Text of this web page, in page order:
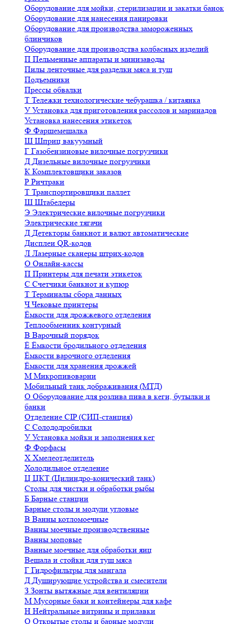
Оборудование для мойки, стерилизации и закатки банок
Оборудование для нанесения панировки
Оборудование для производства замороженных
блинчиков
Оборудование для производства колбасных изделий
П Пельменные аппараты и минизаводы
Пилы ленточные для разделки мяса и туш
Подъемники
Прессы обвалки
Т Тележки технологические чебурашка / китаянка
У Установка для приготовления рассолов и маринадов
Установка нанесения этикеток
Ф Фаршемешалка
Ш Шприц вакуумный
Г Газобензиновые вилочные погрузчики
Д Дизельные вилочные погрузчики
К Комплектовщики заказов
Р Ричтраки
Т Транспортировщики паллет
Ш Штабелеры
Э Электрические вилочные погрузчики
Электрические тягачи
Д Детекторы банкнот и валют автоматические
Дисплеи QR-кодов
Л Лазерные сканеры штрих-кодов
О Онлайн-кассы
П Принтеры для печати этикеток
С Счетчики банкнот и купюр
Т Терминалы сбора данных
ЧЧековые принтеры
Ёмкости для дрожжевого отделения
Теплообменник контурный
В Варочный порядок
Ё Ёмкости бродильного отделения
Ёмкости варочного отделения
Ёмкости для хранения дрожжей
М Микропивоварни
Мобильный танк дображивания (МТД)
О Оборудование для розлива пива в кеги, бутылки и
банки
Отделение CIP (СИП-станция)
С Солододробилки
У Установка мойки и заполнения кег
Ф Форфасы
Х Хмелеотделитель
Холодильное отделение
Ц ЦКТ (Цилиндро-конический танк)
Столы для чистки и обработки рыбы
Б Барные станции
Барные столы и модули угловые
В Ванны котломоечные
Ванны моечные производственные
Ванны моповые
Ванные моечные для обработки яиц
Вешала и стойки для туш мяса
Г Гидрофильтры для мангала
Д Душирующие устройства и смесители
З Зонты вытяжные для вентиляции
М Мусорные баки и контейнеры для кафе
Н Нейтральные витрины и прилавки
О Открытые столы и барные модули